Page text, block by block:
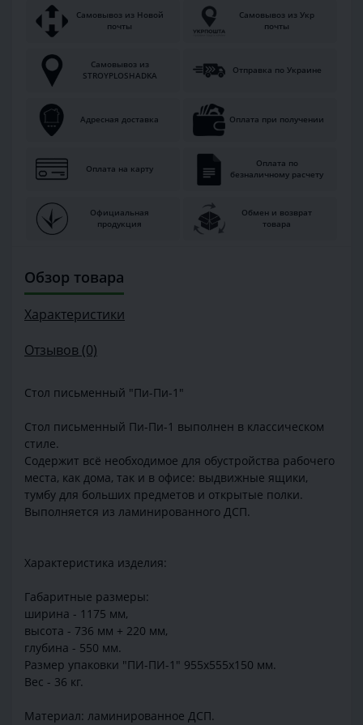
Самовывоз из Новой
почты
Самовывоз из Укр
почты
Самовывоз из
STROYPLOSHADKA
Отправка по Украине
Адресная доставка Оплата при получении
Оплата на карту
Оплата по
безналичному расчету
Официальная
продукция
Обмен и возврат
товара
Обзор товара
Характеристики
Отзывов (0)
Стол письменный "Пи-Пи-1"
Стол письменный Пи-Пи-1 выполнен в классическом
стиле.
Содержит всё необходимое для обустройства рабочего
места, как дома, так и в офисе: выдвижные ящики,
тумбу для больших предметов и открытые полки.
Выполняется из ламинированного ДСП.
Характеристика изделия:
Габаритные размеры:
ширина - 1175 мм,
высота - 736 мм + 220 мм,
глубина - 550 мм.
Размер упаковки "ПИ-ПИ-1" 955х555х150 мм.
Вес - 36 кг.
Материал: ламинированное ДСП.